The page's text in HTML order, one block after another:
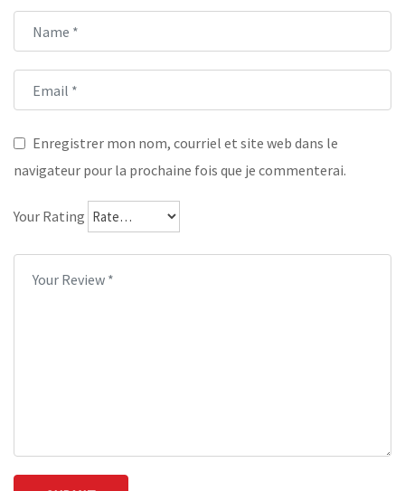
Enregistrer mon nom, courriel et site web dans le
navigateur pour la prochaine fois que je commenterai.
Your Rating